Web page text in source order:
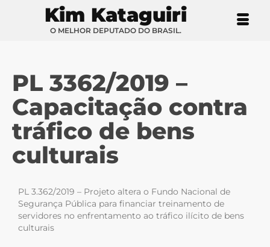
Kim Kataguiri
O MELHOR DEPUTADO DO BRASIL.
PL 3362/2019 –
Capacitação contra
tráfico de bens
culturais
PL 3.362/2019 – Projeto altera o Fundo Nacional de
Segurança Pública para financiar treinamento de
servidores no enfrentamento ao tráfico ilícito de bens
culturais